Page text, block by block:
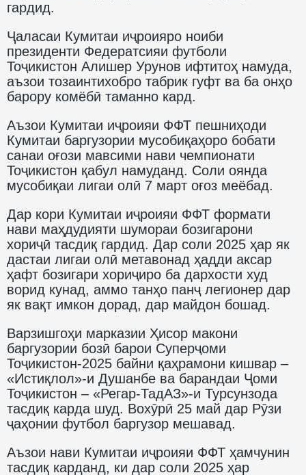
гардид.
Ҷаласаи Кумитаи иҷроияро ноиби
президенти Федератсияи футболи
Тоҷикистон Алишер Урунов ифтитоҳ намуда,
аъзои тозаинтихобро табрик гуфт ва ба онҳо
барору комёбӣ таманно кард.
Аъзои Кумитаи иҷроияи ФФТ пешниҳоди
Кумитаи баргузории мусобиқаҳоро бобати
санаи оғози мавсими нави чемпионати
Тоҷикистон қабул намуданд. Соли оянда
мусобиқаи лигаи олӣ 7 март оғоз меёбад.
Дар кори Кумитаи иҷроияи ФФТ формати
нави маҳдудияти шумораи бозигарони
хориҷӣ тасдиқ гардид. Дар соли 2025 ҳар як
дастаи лигаи олӣ метавонад ҳадди аксар
ҳафт бозигари хориҷиро ба дархости худ
ворид кунад, аммо танҳо панҷ легионер дар
як вақт имкон дорад, дар майдон бошад.
Варзишгоҳи марказии Ҳисор макони
баргузории бозӣ барои Суперҷоми
Тоҷикистон-2025 байни қаҳрамони кишвар –
«Истиқлол»-и Душанбе ва барандаи Ҷоми
Тоҷикистон – «Регар-ТадАЗ»-и Турсунзода
тасдиқ карда шуд. Вохӯрӣ 25 май дар Рӯзи
ҷаҳонии футбол баргузор мешавад.
Аъзои нави Кумитаи иҷроияи ФФТ ҳамчунин
тасдиқ карданд, ки дар соли 2025 ҳар